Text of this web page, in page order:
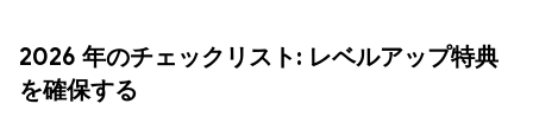
2026 年のチェックリスト: レベルアップ特典
を確保する